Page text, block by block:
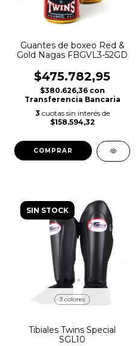
Guantes de boxeo Red &
Gold Nagas FBGVL3-52GD
$475.782,95
$380.626,36 con
Transferencia Bancaria
3 cuotas sin interés de
$158.594,32
COMPRAR
SIN STOCK
3 colores
Tibiales Twins Special
SGL10